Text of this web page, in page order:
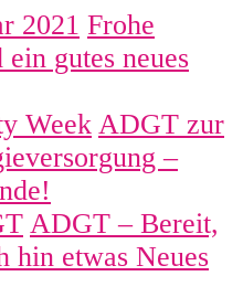
Frohe
gutes neues
ADGT zur
–
ADGT – Bereit,
hin etwas Neues